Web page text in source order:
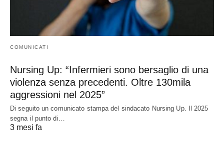
COMUNICATI
Nursing Up: “Infermieri sono bersaglio di una
violenza senza precedenti. Oltre 130mila
aggressioni nel 2025”
Di seguito un comunicato stampa del sindacato Nursing Up. Il 2025
segna il punto di…
3 mesi fa